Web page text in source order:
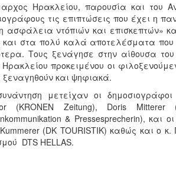
Ηρακλείου, παρουσία και του
τις επιπτώσεις που έχει η
ασφάλεια ντόπιών και επισκεπτών»
και στα πολύ καλά αποτελέσματα
Τους ξενάγησε στην αίθουσα
προκειμένου οι
ξεναγηθούν και ψηφιακά.
μετείχαν οι δημοσιογράφοι
(KRONEN Zeitung), Doris Mitterer
& Pressesprecherin), και
(DK TOURISTIK) καθώς και ο
DTS HELLAS.